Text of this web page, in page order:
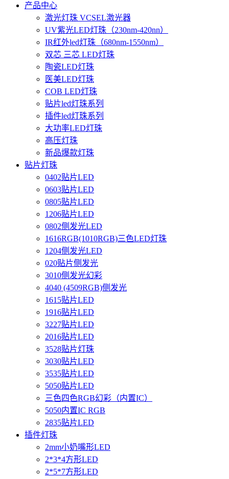
产品中心
激光灯珠 VCSEL激光器
UV紫光LED灯珠（230nm-420nn）
IR红外led灯珠（680nm-1550nm）
双芯 三芯 LED灯珠
陶瓷LED灯珠
医美LED灯珠
COB LED灯珠
贴片led灯珠系列
插件led灯珠系列
大功率LED灯珠
高压灯珠
新品爆款灯珠
贴片灯珠
0402贴片LED
0603贴片LED
0805贴片LED
1206贴片LED
0802侧发光LED
1616RGB(1010RGB)三色LED灯珠
1204侧发光LED
020贴片侧发光
3010侧发光幻彩
4040 (4509RGB)侧发光
1615贴片LED
1916贴片LED
3227贴片LED
2016贴片LED
3528贴片灯珠
3030贴片LED
3535贴片LED
5050贴片LED
三色四色RGB幻彩（内置IC）
5050内置IC RGB
2835贴片LED
插件灯珠
2mm小奶嘴形LED
2*3*4方形LED
2*5*7方形LED